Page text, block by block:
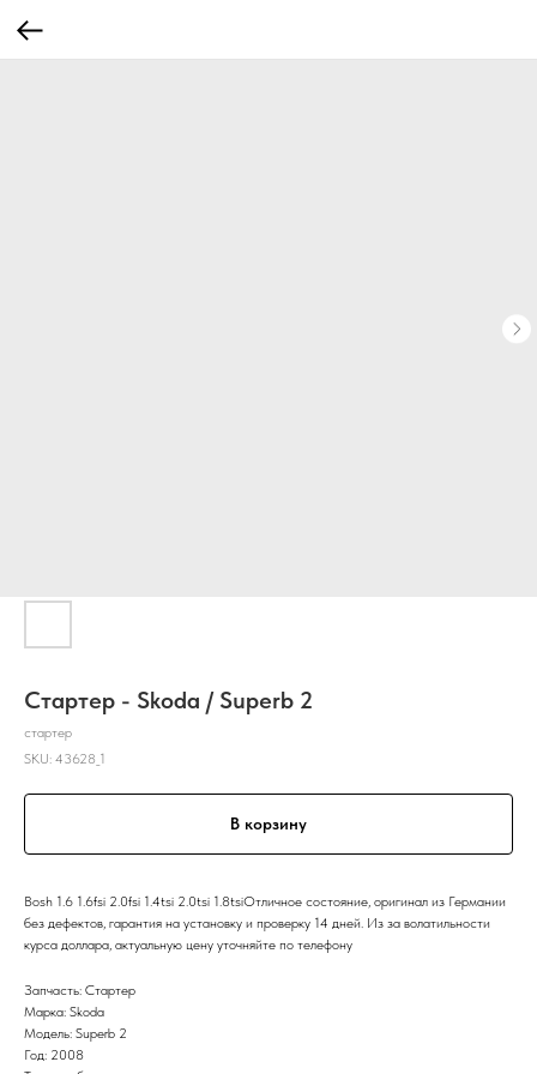
Стартер - Skoda / Superb 2
стартер
SKU: 43628_1
В корзину
Bosh 1.6 1.6fsi 2.0fsi 1.4tsi 2.0tsi 1.8tsiОтличное состояние, оригинал из Германии
без дефектов, гарантия на установку и проверку 14 дней. Из за волатильности
курса доллара, актуальную цену уточняйте по телефону
Запчасть: Стартер
Марка: Skoda
Модель: Superb 2
Год: 2008